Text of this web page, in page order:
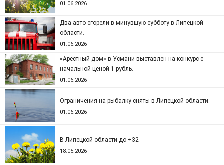
01.06.2026
Два авто сгорели в минувшую субботу в Липецкой
области.
01.06.2026
«Арестный дом» в Усмани выставлен на конкурс с
начальной ценой 1 рубль.
01.06.2026
Ограничения на рыбалку сняты в Липецкой области.
01.06.2026
В Липецкой области до +32
18.05.2026